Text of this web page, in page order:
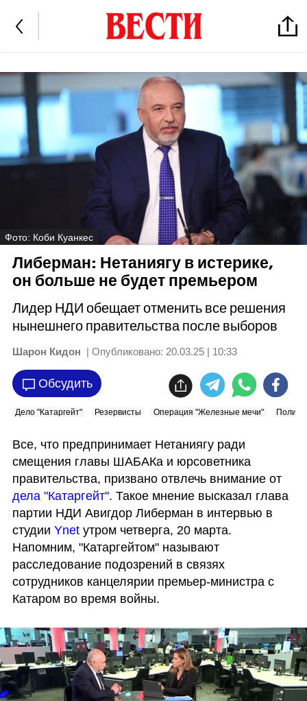
Фото: Коби Куанкес
Либерман: Нетаниягу в истерике,
он больше не будет премьером
Лидер НДИ обещает отменить все решения
нынешнего правительства после выборов
Шарон Кидон | Опубликовано: 20.03.25 | 10:33
Обсудить
Дело "Катаргейт" Резервисты Операция "Железные мечи"
Все, что предпринимает Нетаниягу ради
смещения главы ШАБАКа и юрсоветника
правительства, призвано отвлечь внимание от
дела "Катаргейт". Такое мнение высказал глава
партии НДИ Авигдор Либерман в интервью в
студии Ynet утром четверга, 20 марта.
Напомним, "Катаргейтом" называют
расследование подозрений в связях
сотрудников канцелярии премьер-министра с
Катаром во время войны.